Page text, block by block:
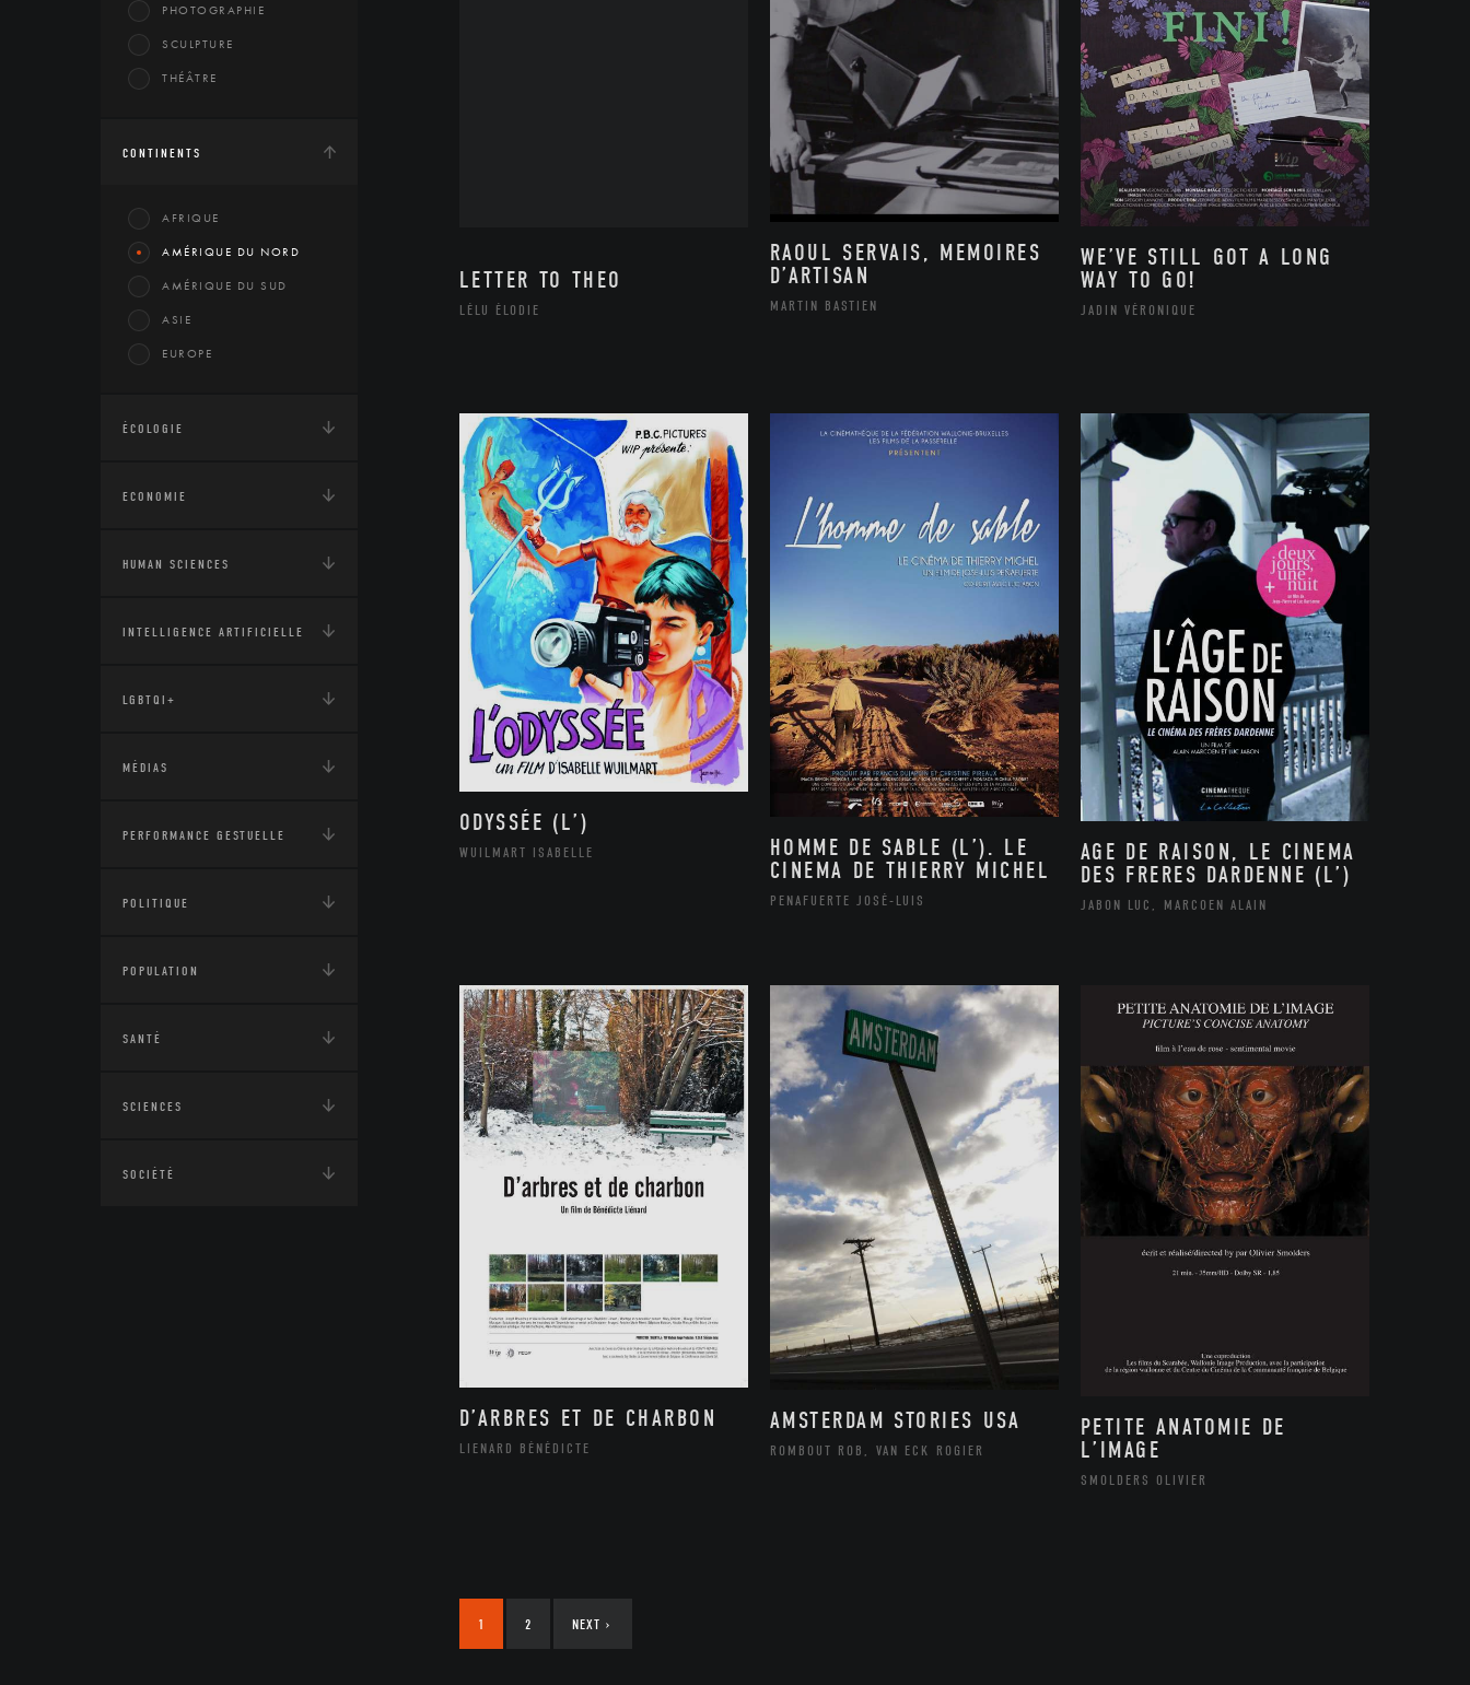
PHOTOGRAPHIE
SCULPTURE
THÉÂTRE
CONTINENTS
AFRIQUE
AMÉRIQUE DU NORD
AMÉRIQUE DU SUD
ASIE
EUROPE
ÉCOLOGIE
ECONOMIE
HUMAN SCIENCES
INTELLIGENCE ARTIFICIELLE
LGBTQI+
MÉDIAS
PERFORMANCE GESTUELLE
POLITIQUE
POPULATION
SANTÉ
SCIENCES
SOCIÉTÉ
LETTER TO THEO
LÉLU ÉLODIE
RAOUL SERVAIS, MEMOIRES
D’ARTISAN
MARTIN BASTIEN
WE’VE STILL GOT A LONG
WAY TO GO!
JADIN VÉRONIQUE
ODYSSÉE (L’)
WUILMART ISABELLE
HOMME DE SABLE (L’). LE
CINEMA DE THIERRY MICHEL
PENAFUERTE JOSÉ-LUIS
AGE DE RAISON, LE CINEMA
DES FRERES DARDENNE (L’)
JABON LUC, MARCOEN ALAIN
D’ARBRES ET DE CHARBON
LIENARD BÉNÉDICTE
AMSTERDAM STORIES USA
ROMBOUT ROB, VAN ECK ROGIER
PETITE ANATOMIE DE
L’IMAGE
SMOLDERS OLIVIER
1 2 NEXT ›